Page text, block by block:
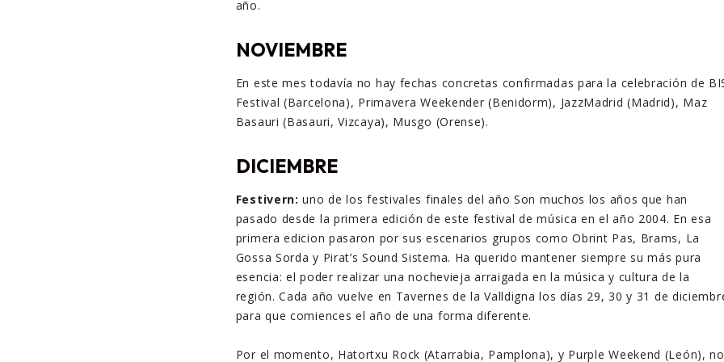
año.
NOVIEMBRE
En este mes todavía no hay fechas concretas confirmadas para la celebración de
Festival (Barcelona), Primavera Weekender (Benidorm), JazzMadrid (Madrid), Maz
Basauri (Basauri, Vizcaya), Musgo (Orense).
DICIEMBRE
Festivern:uno de los festivales finales del año Son muchos los años que han
pasado desde la primera edición de este festival de música en el año 2004. En esa
primera edicion pasaron por sus escenarios grupos como Obrint Pas, Brams, La
Gossa Sorda y Pirat’s Sound Sistema. Ha querido mantener siempre su más pura
esencia: el poder realizar una nochevieja arraigada en la música y cultura de la
región. Cada año vuelve en Tavernes de la Valldigna los días 29, 30 y 31 de
para que comiences el año de una forma diferente.
Por el momento, Hatortxu Rock (Atarrabia, Pamplona), y Purple Weekend (León), no